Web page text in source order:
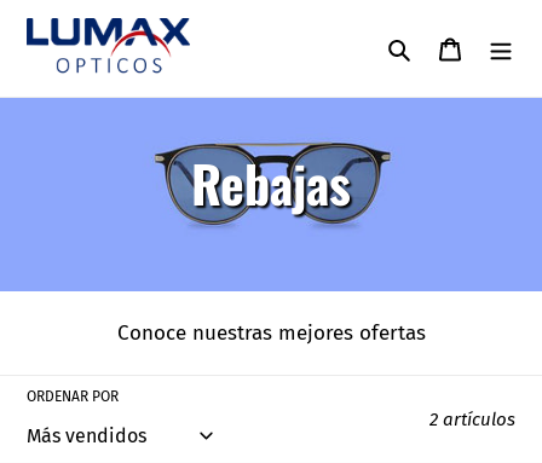
directamente
contenido
Buscar Carrito
C
o
l
e
c
Rebajas
Conoce nuestras mejores ofertas
ORDENAR POR
2 artículos